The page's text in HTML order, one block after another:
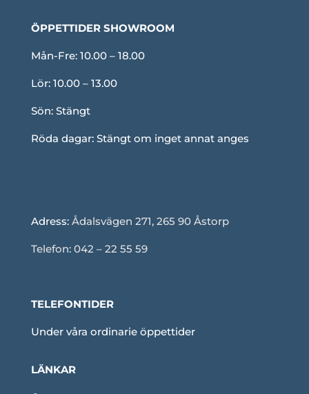
ÖPPETTIDER SHOWROOM
Mån-Fre: 10.00 – 18.00
Lör: 10.00 – 13.00
Sön: Stängt
Röda dagar: Stängt om inget annat anges
Adress: Ådalsvägen 271, 265 90 Åstorp
Telefon: 042 – 22 55 59
TELEFONTIDER
Under våra ordinarie öppettider
LÄNKAR